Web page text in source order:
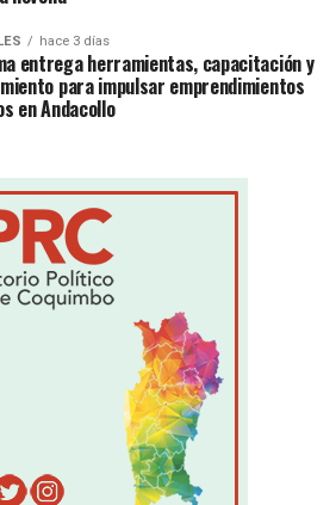
hace 3 días
entrega herramientas, capacitación y
para impulsar emprendimientos
en Andacollo